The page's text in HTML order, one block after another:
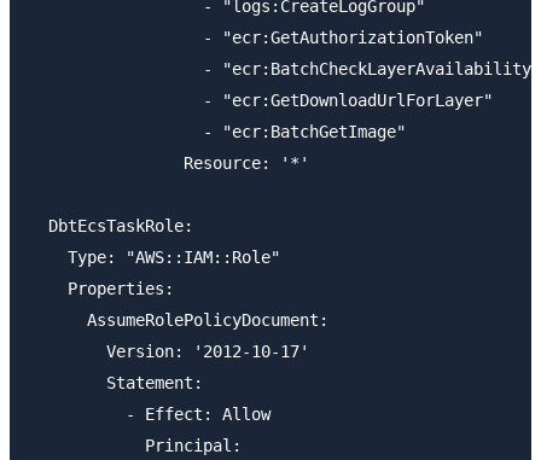
                  - "logs:CreateLogGroup"
                  - "ecr:GetAuthorizationToken"
                  - "ecr:BatchCheckLayerAvailability"
                  - "ecr:GetDownloadUrlForLayer"
                  - "ecr:BatchGetImage"
                Resource: '*'
  DbtEcsTaskRole:
    Type: "AWS::IAM::Role"
    Properties:
      AssumeRolePolicyDocument:
        Version: '2012-10-17'
        Statement:
          - Effect: Allow
            Principal: